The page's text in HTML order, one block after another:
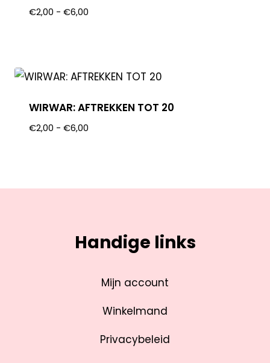
€2,00 - €6,00
WIRWAR: AFTREKKEN TOT 20
€2,00 - €6,00
Handige links
Mijn account
Winkelmand
Privacybeleid